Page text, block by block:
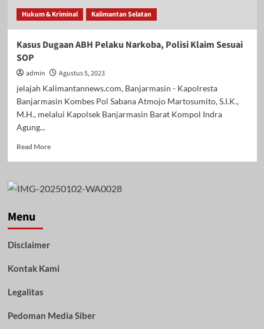
Hukum & Kriminal Kalimantan Selatan
Kasus Dugaan ABH Pelaku Narkoba, Polisi Klaim Sesuai
SOP
admin
Agustus 5, 2023
jelajah Kalimantannews.com, Banjarmasin - Kapolresta
Banjarmasin Kombes Pol Sabana Atmojo Martosumito, S.I.K.,
M.H., melalui Kapolsek Banjarmasin Barat Kompol Indra
Agung...
Read MoreRead
Dugaan
Klaim
SOP
Menu
Disclaimer
Kontak Kami
Legalitas
Pedoman Media Siber